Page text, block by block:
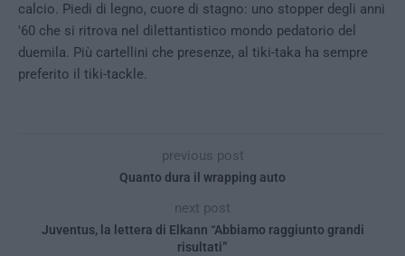
calcio. Piedi di legno, cuore di stagno: uno stopper degli anni
'60 che si ritrova nel dilettantistico mondo pedatorio del
duemila. Più cartellini che presenze, al tiki-taka ha sempre
preferito il tiki-tackle.
previous post
Quanto dura il wrapping auto
next post
Juventus, la lettera di Elkann “Abbiamo raggiunto grandi
risultati”